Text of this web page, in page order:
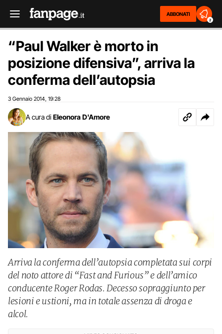
ABBONATI
2
“Paul Walker è morto in
posizione difensiva”, arriva la
conferma dell’autopsia
3 Gennaio 2014 19:28
A cura di Eleonora D'Amore
Arriva la conferma dell’autopsia completata sui corpi
del noto attore di “Fast and Furious” e dell’amico
conducente Roger Rodas. Decesso sopraggiunto per
lesioni e ustioni, ma in totale assenza di droga e
alcol.